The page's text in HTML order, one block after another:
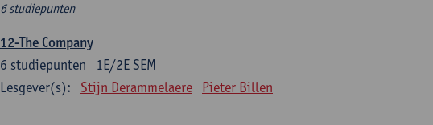
6 studiepunten
12-The Company
1E/2E SEM
6 studiepunten
Lesgever(s):
Stijn Derammelaere Pieter Billen